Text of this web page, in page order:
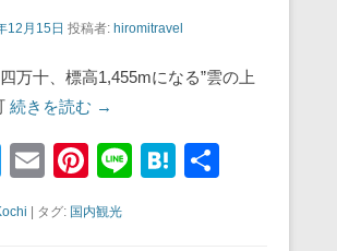
12月15日 投稿者: hiromitravel
万十、標高1,455mになる”雲の上
続きを読む →
T
E
m
ail
Pi
nt
er
Li
H
| タグ: 国内観光